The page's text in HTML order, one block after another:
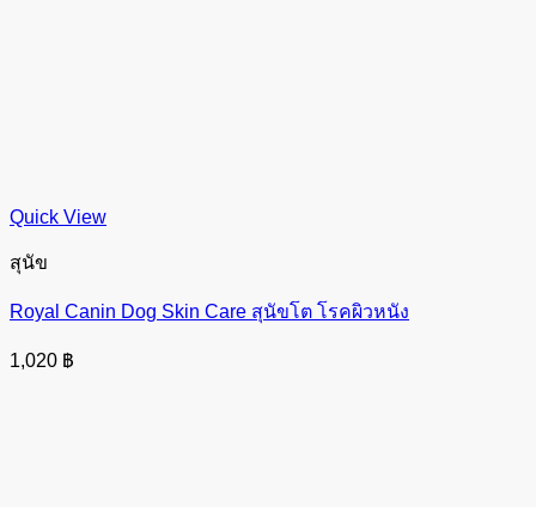
Quick View
สุนัข
Royal Canin Dog Skin Care สุนัขโต โรคผิวหนัง
1,020 ฿